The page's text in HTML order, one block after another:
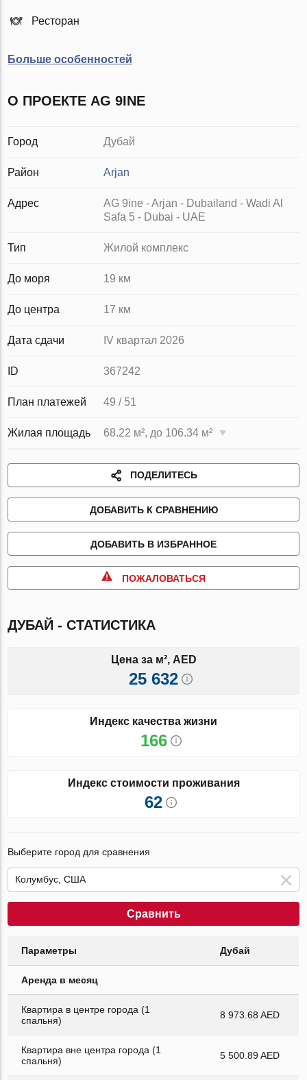
Ресторан
Больше особенностей
О ПРОЕКТЕ AG 9INE
Город Дубай
Район Arjan
Адрес
AG 9ine - Arjan - Dubailand - Wadi Al
Safa 5 - Dubai - UAE
Тип Жилой комплекс
До моря 19 км
До центра 17 км
Дата сдачи IV квартал 2026
ID 367242
План платежей 49 / 51
Жилая площадь 68.22 м², до 106.34 м²
ПОДЕЛИТЕСЬ
ДОБАВИТЬ К СРАВНЕНИЮ
ДОБАВИТЬ В ИЗБРАННОЕ
ПОЖАЛОВАТЬСЯ
ДУБАЙ - СТАТИСТИКА
Цена за м², AED
25 632
Индекс качества жизни
166
Индекс стоимости проживания
62
Выберите город для сравнения
Сравнить
Параметры Дубай
Аренда в месяц
Квартира в центре города (1
спальня)
8 973.68 AED
Квартира вне центра города (1
спальня)
5 500.89 AED